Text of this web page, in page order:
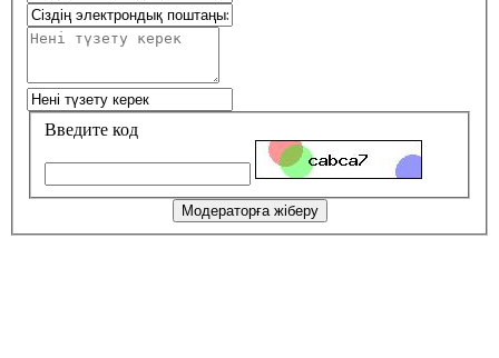
Введите код
Модераторға жіберу